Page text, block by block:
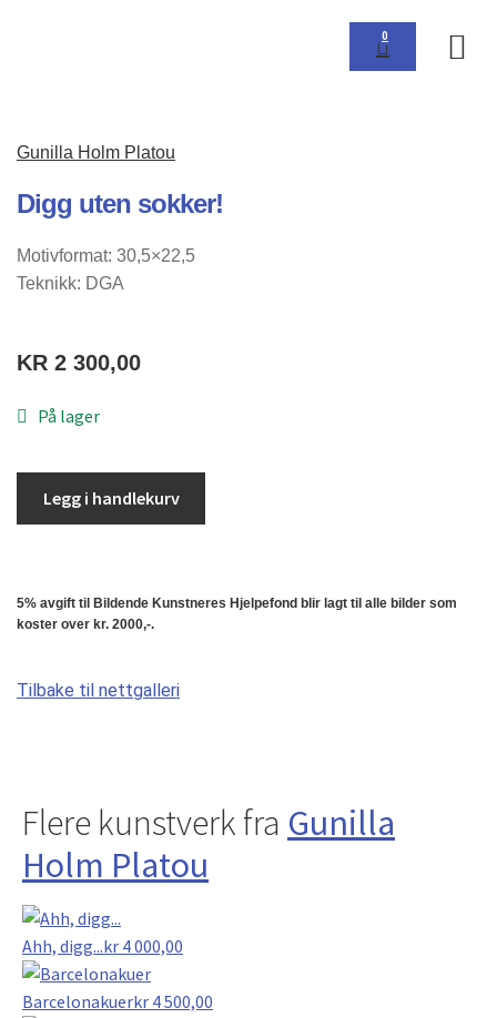
0
Gunilla Holm Platou
Digg uten sokker!
Motivformat: 30,5×22,5
Teknikk: DGA
KR 2 300,00
På lager
Legg i handlekurv
5% avgift til Bildende Kunstneres Hjelpefond blir lagt til alle bilder som
koster over kr. 2000,-.
Tilbake til nettgalleri
Flere kunstverk fra Gunilla
Holm Platou
Ahh, digg...kr 4 000,00
Barcelonakuerkr 4 500,00